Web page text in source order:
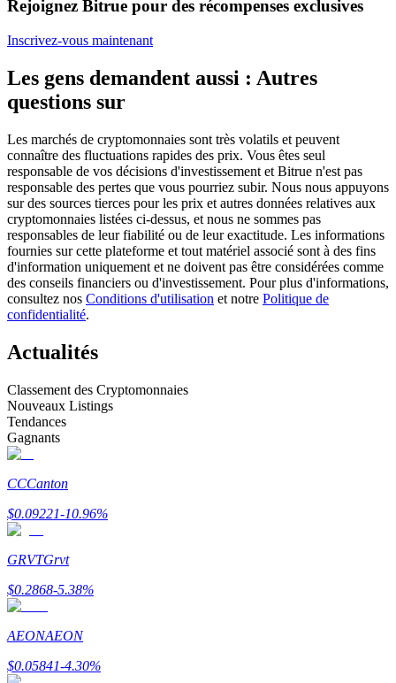
Rejoignez les meilleurs traders
Devenez un trader de copie
Profitez du partage des bénéfices et des commissions de copy
trading
Rejoignez Bitrue pour des récompenses exclusives
Inscrivez-vous maintenant
Les gens demandent aussi : Autres
questions sur
Les marchés de cryptomonnaies sont très volatils et peuvent
connaître des fluctuations rapides des prix. Vous êtes seul
responsable de vos décisions d'investissement et Bitrue n'est pas
responsable des pertes que vous pourriez subir. Nous nous appuyons
sur des sources tierces pour les prix et autres données relatives aux
cryptomonnaies listées ci-dessus, et nous ne sommes pas
responsables de leur fiabilité ou de leur exactitude. Les informations
fournies sur cette plateforme et tout matériel associé sont à des fins
d'information uniquement et ne doivent pas être considérées comme
des conseils financiers ou d'investissement. Pour plus d'informations,
consultez nos Conditions d'utilisation et notre Politique de
confidentialité.
Actualités
Classement des Cryptomonnaies
Nouveaux Listings
Tendances
Gagnants
CCCanton
$0.09221-10.96%
GRVTGrvt
$0.2868-5.38%
AEONAEON
$0.05841-4.30%